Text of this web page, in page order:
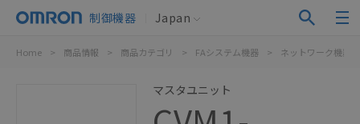
制御機器 Japan
Home > 商品情報 > 商品カテゴリ > FAシステム機器 > ネットワーク機器
マスタユニット